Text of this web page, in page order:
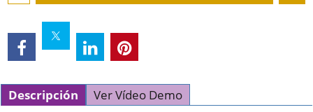
Descripción Ver Vídeo Demo